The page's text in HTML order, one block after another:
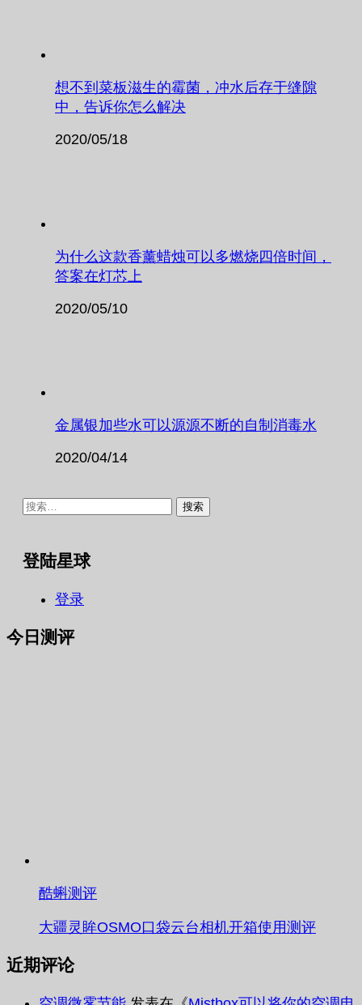
想不到菜板滋生的霉菌，冲水后存于缝隙
中，告诉你怎么解决
2020/05/18
为什么这款香薰蜡烛可以多燃烧四倍时间，
答案在灯芯上
2020/05/10
金属银加些水可以源源不断的自制消毒水
2020/04/14
搜
登陆星球
登录
今日测评
酷蝌测评
大疆灵眸OSMO口袋云台相机开箱使用测评
近期评论